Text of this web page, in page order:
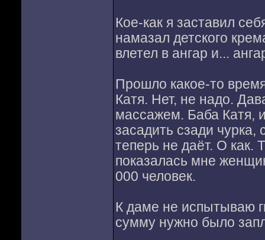
Кое-как я заставил
намазал детского
влетел в ангар и...
Прошло какое-то
Катя. Нет, не надо.
массажем. Баба Катя,
засадить сзади чурка,
теперь не даёт. О как.
показалась мне
000 человек.
К даме не испытываю
сумму нужно было